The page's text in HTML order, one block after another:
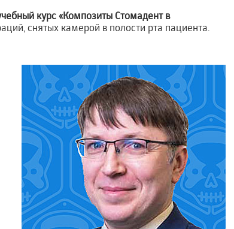
курс «Композиты Стомадент в
снятых камерой в полости рта пациента.